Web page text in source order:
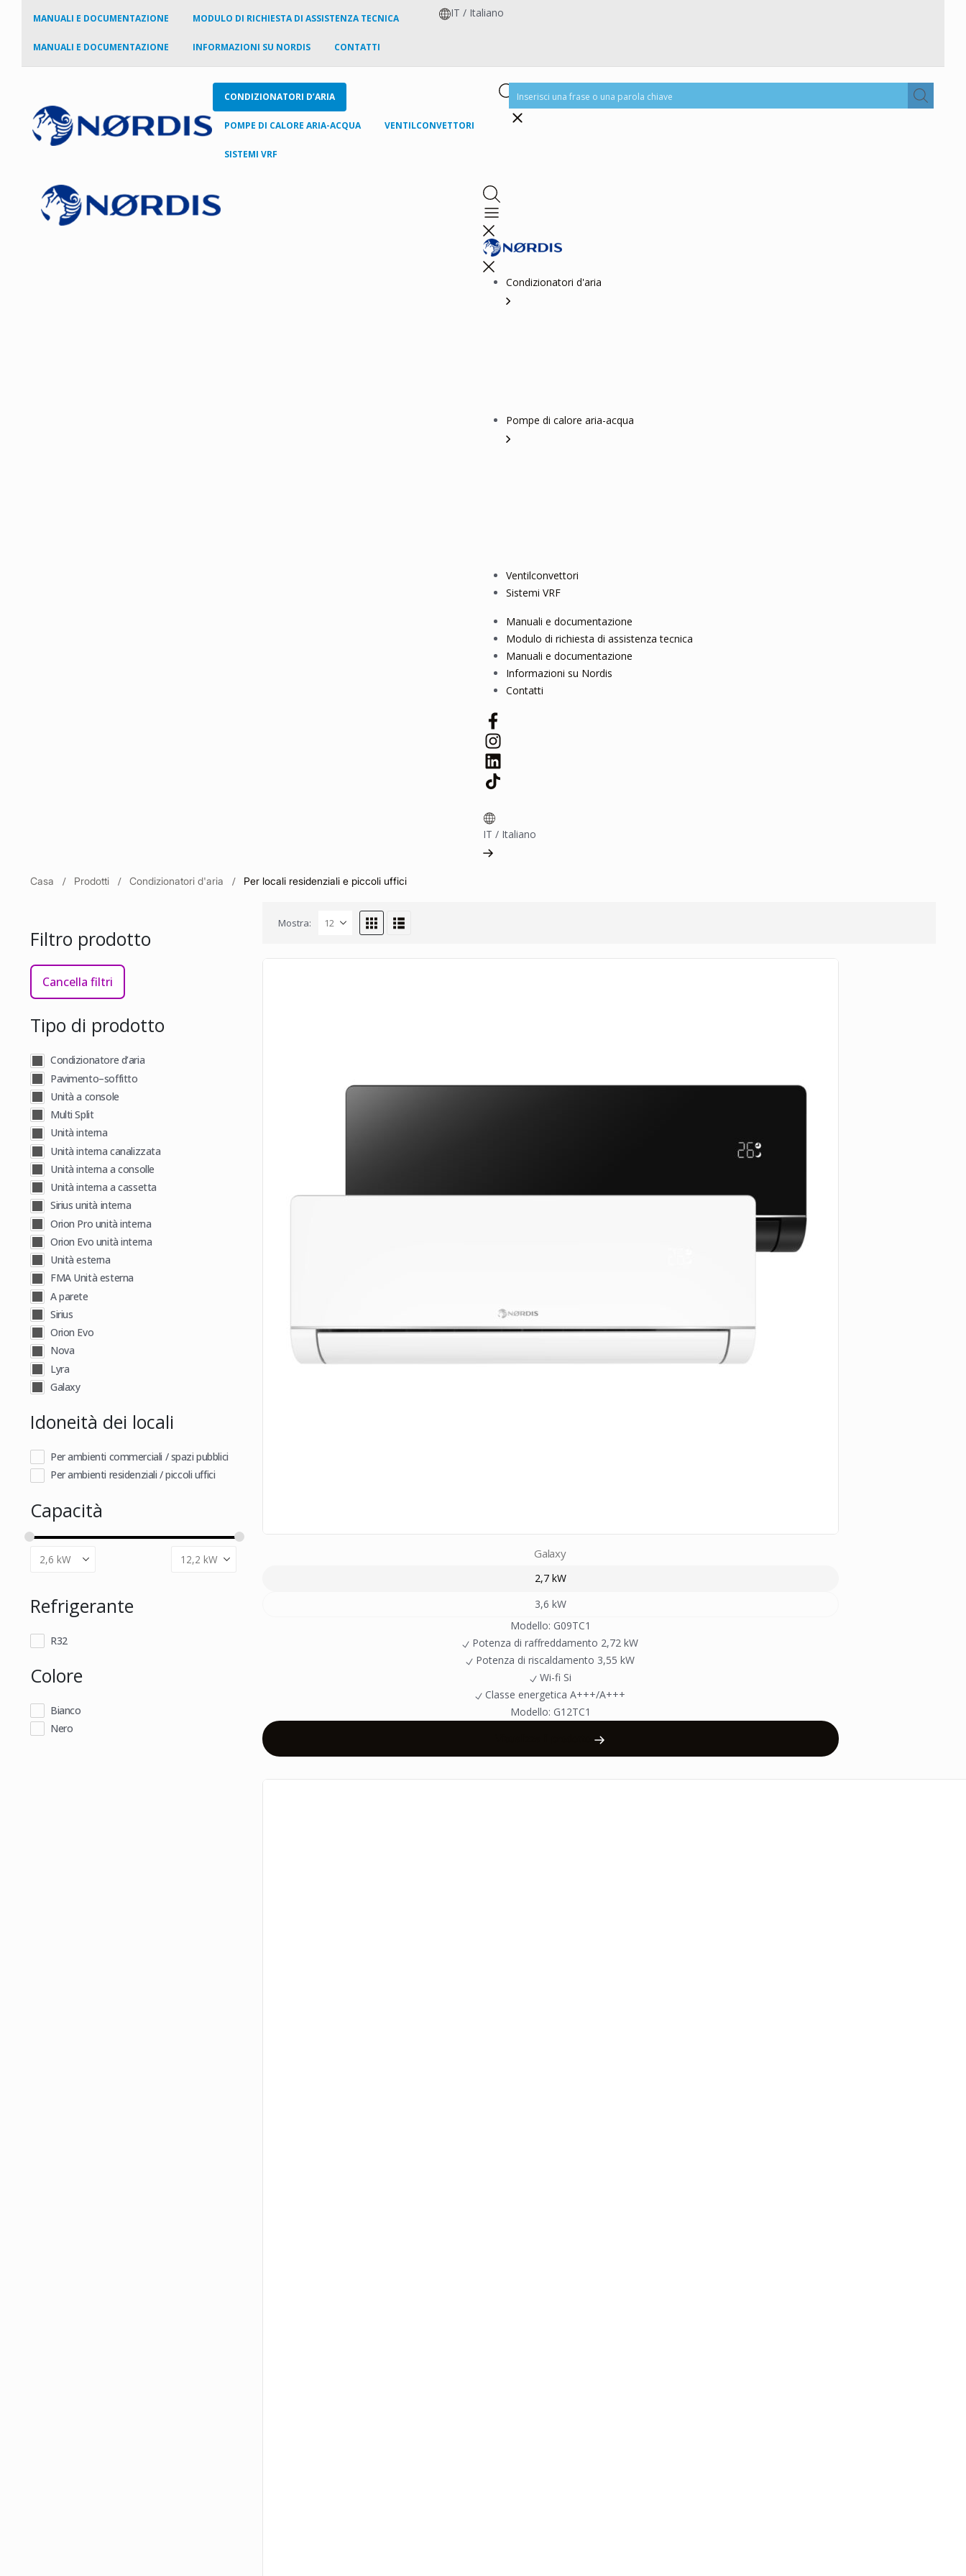
MANUALI E DOCUMENTAZIONE MODULO DI RICHIESTA DI ASSISTENZA TECNICA
MANUALI E DOCUMENTAZIONE INFORMAZIONI SU NORDIS CONTATTI
IT / Italiano
CONDIZIONATORI D’ARIA
POMPE DI CALORE ARIA-ACQUA VENTILCONVETTORI
SISTEMI VRF
Condizionatori d'aria
Pompe di calore aria-acqua
Ventilconvettori
Sistemi VRF
Manuali e documentazione
Modulo di richiesta di assistenza tecnica
Manuali e documentazione
Informazioni su Nordis
Contatti
IT / Italiano
Casa Prodotti Condizionatori d'aria Per locali residenziali e piccoli uffici
Mostra:
Galaxy
2,7 kW
3,6 kW
Modello: G09TC1
Potenza di raffreddamento 2,72 kW
Potenza di riscaldamento 3,55 kW
Wi-fi Si
Classe energetica A+++/A+++
Modello: G12TC1
Filtro prodotto
Cancella filtri
Tipo di prodotto
Condizionatore d’aria
Pavimento–soffitto
Unità a console
Multi Split
Unità interna
Unità interna canalizzata
Unità interna a consolle
Unità interna a cassetta
Sirius unità interna
Orion Pro unità interna
Orion Evo unità interna
Unità esterna
FMA Unità esterna
A parete
Sirius
Orion Evo
Nova
Lyra
Galaxy
Idoneità dei locali
Per ambienti commerciali / spazi pubblici
Per ambienti residenziali / piccoli uffici
Capacità
Refrigerante
R32
Colore
Bianco
Nero